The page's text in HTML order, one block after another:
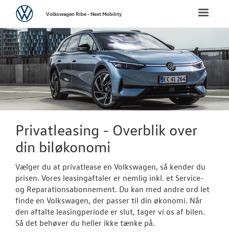
NYE
Bestil
Byg din
Vejen til et
Elektrisk
Toggle
VolkswagenVolkswagen Ribe - Next Mobility
Privatleasing - Overblik over
din biløkonomi
Vælger du at privatlease en Volkswagen, så kender du
prisen. Vores leasingaftaler er nemlig inkl. et Service-
og Reparationsabonnement. Du kan med andre ord let
finde en Volkswagen, der passer til din økonomi. Når
den aftalte leasingperiode er slut, tager vi os af bilen.
Så det behøver du heller ikke tænke på.